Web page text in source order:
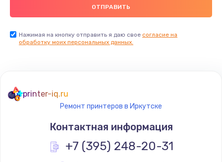
Нажимая на кнопку отправить я даю свое согласие на
обработку моих персональных данных.
printer-iq.ru
Ремонт принтеров в Иркутске
Контактная информация
+7 (395) 248-20-31